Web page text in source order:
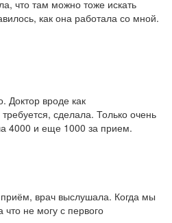
что там можно тоже искать
как она работала со мной.
Доктор вроде как
сделала. Только очень
4000 и еще 1000 за прием.
врач выслушала. Когда мы
не могу с первого